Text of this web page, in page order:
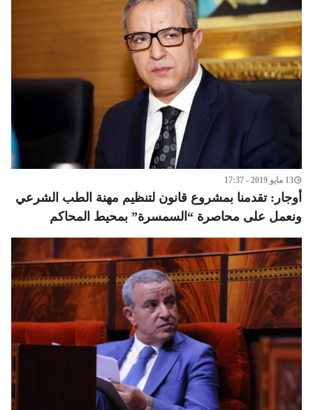
13 مايو 2019 - 17:37
أوجار: تقدمنا بمشروع قانون لتنظيم مهنة الطب الشرعي
ونعمل على محاصرة “السمسرة” بمحيط المحاكم